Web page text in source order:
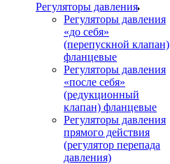
Регуляторы давления
Регуляторы давления
«до себя»
(перепускной клапан)
фланцевые
Регуляторы давления
«после себя»
(редукционный
клапан) фланцевые
Регуляторы давления
прямого действия
(регулятор перепада
давления)